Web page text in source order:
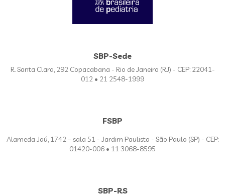
SBP-Sede
R. Santa Clara, 292 Copacabana - Rio de Janeiro (RJ) - CEP: 22041-
012 • 21 2548-1999
FSBP
Alameda Jaú, 1742 – sala 51 - Jardim Paulista - São Paulo (SP) - CEP:
01420-006 • 11 3068-8595
SBP-RS